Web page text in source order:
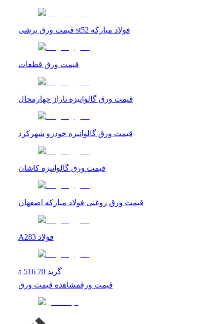
قیمت ورق برشی st52 فولاد مبارکه
قیمت ورق قطعات
قیمت ورق گالوانیزه تاراز چهارمحال
قیمت ورق گالوانیزه خودرو شهرکرد
قیمت ورق گالوانیزه کاشان
قیمت ورق روغنی فولاد مبارکه اصفهان
A283 فولاد
a 516 گرید 70
قیمت ورقمشاهده قیمت ورق